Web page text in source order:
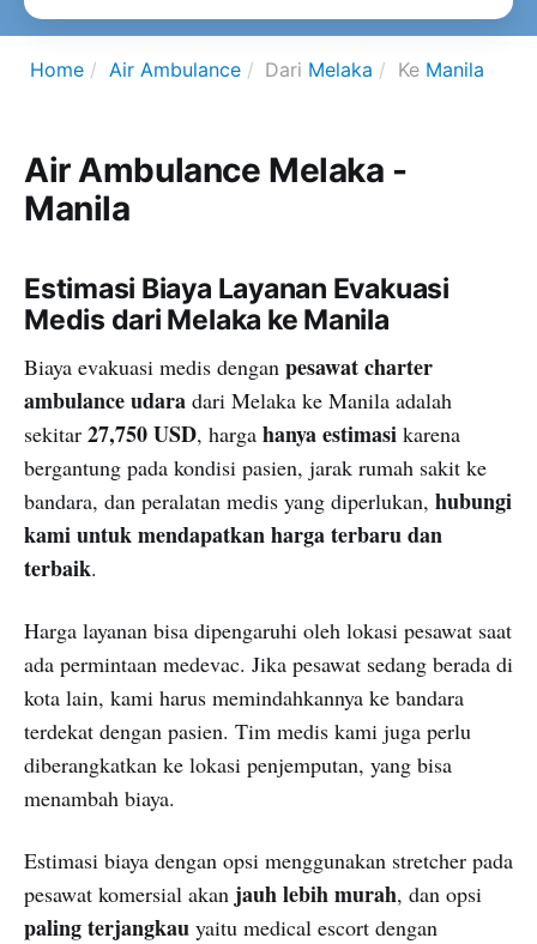
Home Air Ambulance Dari Melaka Ke Manila
Air Ambulance Melaka -
Manila
Estimasi Biaya Layanan Evakuasi
Medis dari Melaka ke Manila
Biaya evakuasi medis dengan pesawat charter
ambulance udara dari Melaka ke Manila adalah
sekitar 27,750 USD, harga hanya estimasi karena
bergantung pada kondisi pasien, jarak rumah sakit ke
bandara, dan peralatan medis yang diperlukan, hubungi
kami untuk mendapatkan harga terbaru dan
terbaik.
Harga layanan bisa dipengaruhi oleh lokasi pesawat saat
ada permintaan medevac. Jika pesawat sedang berada di
kota lain, kami harus memindahkannya ke bandara
terdekat dengan pasien. Tim medis kami juga perlu
diberangkatkan ke lokasi penjemputan, yang bisa
menambah biaya.
Estimasi biaya dengan opsi menggunakan stretcher pada
pesawat komersial akan jauh lebih murah, dan opsi
paling terjangkau yaitu medical escort dengan